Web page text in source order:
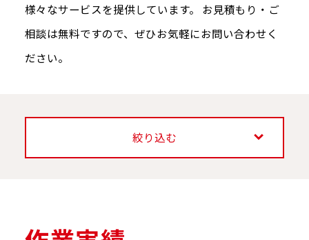
様々なサービスを提供しています。
お⾒積もり・ご
相談は無料ですので、ぜひお気軽にお問い合わせく
ださい。
絞り込む